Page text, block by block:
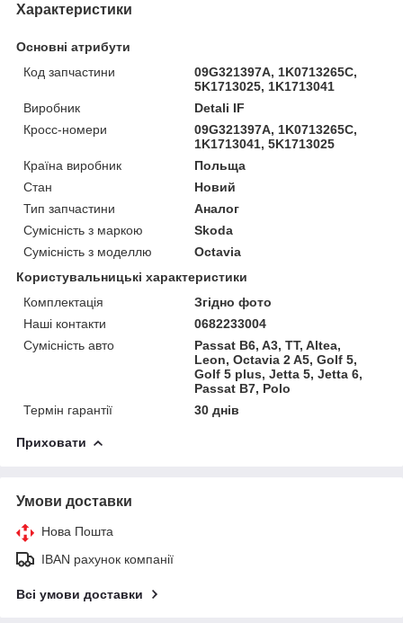
Характеристики
Основні атрибути
Код запчастини
09G321397A, 1K0713265C,
5K1713025, 1K1713041
Виробник
Detali IF
Кросс-номери
09G321397A, 1K0713265C,
1K1713041, 5K1713025
Країна виробник
Польща
Стан
Новий
Тип запчастини
Аналог
Сумісність з маркою
Skoda
Сумісність з моделлю
Octavia
Користувальницькі характеристики
Комплектація
Згідно фото
Наші контакти
0682233004
Сумісність авто
Passat B6, A3, TT, Altea,
Leon, Octavia 2 A5, Golf 5,
Golf 5 plus, Jetta 5, Jetta 6,
Passat B7, Polo
Термін гарантії
30 днів
Приховати
Умови доставки
Нова Пошта
IBAN рахунок компанії
Всі умови доставки